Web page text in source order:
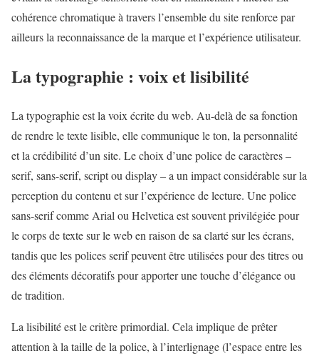
cohérence chromatique à travers l’ensemble du site renforce par
ailleurs la reconnaissance de la marque et l’expérience utilisateur.
La typographie : voix et lisibilité
La typographie est la voix écrite du web. Au-delà de sa fonction
de rendre le texte lisible, elle communique le ton, la personnalité
et la crédibilité d’un site. Le choix d’une police de caractères –
serif, sans-serif, script ou display – a un impact considérable sur la
perception du contenu et sur l’expérience de lecture. Une police
sans-serif comme Arial ou Helvetica est souvent privilégiée pour
le corps de texte sur le web en raison de sa clarté sur les écrans,
tandis que les polices serif peuvent être utilisées pour des titres ou
des éléments décoratifs pour apporter une touche d’élégance ou
de tradition.
La lisibilité est le critère primordial. Cela implique de prêter
attention à la taille de la police, à l’interlignage (l’espace entre les